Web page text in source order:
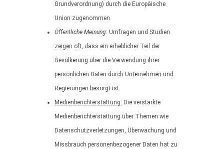
Grundverordnung) durch die Europäische
Union zugenommen.
Öffentliche Meinung: Umfragen und Studien
zeigen oft, dass ein erheblicher Teil der
Bevölkerung über die Verwendung ihrer
persönlichen Daten durch Unternehmen und
Regierungen besorgt ist.
Medienberichterstattung: Die verstärkte
Medienberichterstattung über Themen wie
Datenschutzverletzungen, Überwachung und
Missbrauch personenbezogener Daten hat zu